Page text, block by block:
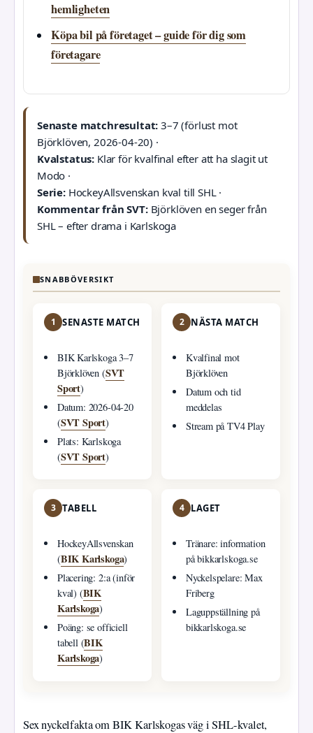
hemligheten
Köpa bil på företaget – guide för dig som
företagare
Senaste matchresultat: 3–7 (förlust mot
Björklöven, 2026-04-20) ·
Kvalstatus: Klar för kvalfinal efter att ha slagit ut
Modo ·
Serie:HockeyAllsvenskan kval till SHL ·
Kommentar från SVT:Björklöven en seger från
SHL – efter drama i Karlskoga
SNABBÖVERSIKT
1 SENASTE MATCH
BIK Karlskoga 3–7
Björklöven (SVT
Sport)
Datum: 2026-04-20
(SVT Sport)
Plats: Karlskoga
(SVT Sport)
2 NÄSTA MATCH
Kvalfinal mot
Björklöven
Datum och tid
meddelas
Stream på TV4 Play
3 TABELL
HockeyAllsvenskan
(BIK Karlskoga)
Placering: 2:a (inför
kval) (BIK
Karlskoga)
Poäng: se officiell
tabell (BIK
Karlskoga)
4 LAGET
Tränare: information
på bikkarlskoga.se
Nyckelspelare: Max
Friberg
Laguppställning på
bikkarlskoga.se
Sex nyckelfakta om BIK Karlskogas väg i SHL-kvalet,